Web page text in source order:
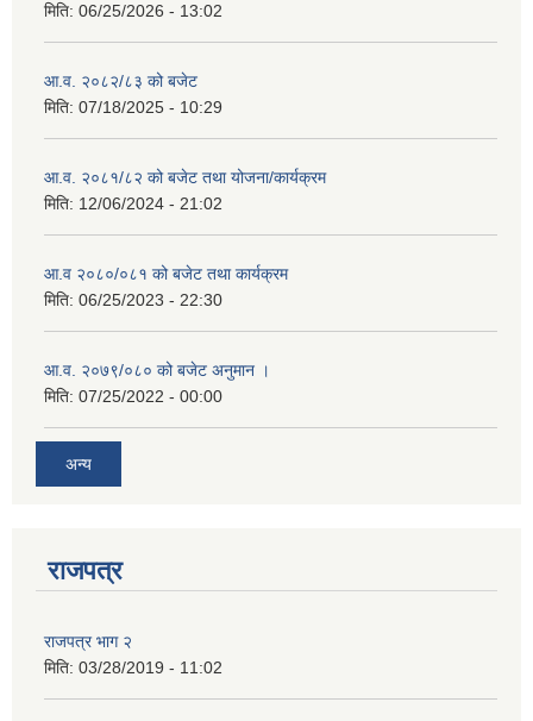
मिति: 06/25/2026 - 13:02
आ.व. २०८२/८३ को बजेट
मिति: 07/18/2025 - 10:29
आ.व. २०८१/८२ को बजेट तथा योजना/कार्यक्रम
मिति: 12/06/2024 - 21:02
आ.व २०८०/०८१ को बजेट तथा कार्यक्रम
मिति: 06/25/2023 - 22:30
आ.व. २०७९/०८० को बजेट अनुमान ।
मिति: 07/25/2022 - 00:00
अन्य
राजपत्र
राजपत्र भाग २
मिति: 03/28/2019 - 11:02